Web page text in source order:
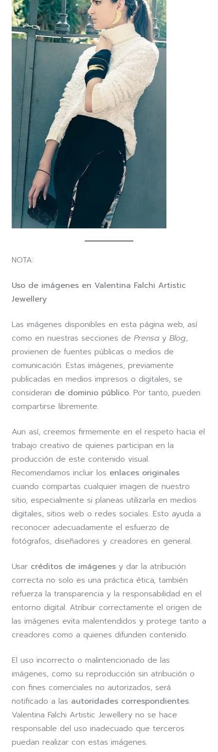
NOTA:
Uso de imágenes en Valentina Falchi Artistic
Jewellery
Las imágenes disponibles en esta página web, así
como en nuestras secciones de Prensa y Blog,
provienen de fuentes públicas o medios de
comunicación. Estas imágenes, previamente
publicadas en medios impresos o digitales, se
consideran de dominio público. Por tanto, pueden
compartirse libremente.
Aun así, creemos firmemente en el respeto hacia el
trabajo creativo de quienes participan en la
producción de este contenido visual.
Recomendamos incluir los enlaces originales
cuando compartas cualquier imagen de nuestro
sitio, especialmente si planeas utilizarla en medios
digitales, sitios web o redes sociales. Esto ayuda a
reconocer adecuadamente el esfuerzo de
fotógrafos, diseñadores y creadores en general.
Usar créditos de imágenes y dar la atribución
correcta no solo es una práctica ética, también
refuerza la transparencia y la responsabilidad en el
entorno digital. Atribuir correctamente el origen de
las imágenes evita malentendidos y protege tanto a
creadores como a quienes difunden contenido.
El uso incorrecto o malintencionado de las
imágenes, como su reproducción sin atribución o
con fines comerciales no autorizados, será
notificado a las autoridades correspondientes.
Valentina Falchi Artistic Jewellery no se hace
responsable del uso inadecuado que terceros
puedan realizar con estas imágenes.